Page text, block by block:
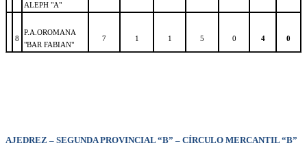
ALEPH "A"
8
P.A.OROMANA
"BAR FABIAN"
7 1 1 5 0 4 0
AJEDREZ – SEGUNDA PROVINCIAL “B” – CÍRCULO MERCANTIL “B”